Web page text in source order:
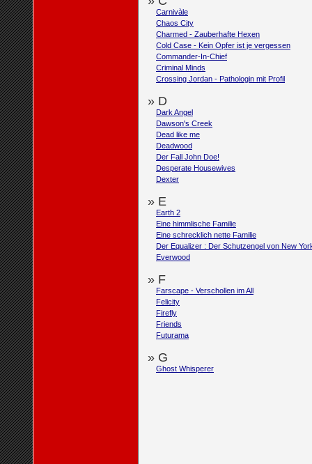
Carnivàle
Chaos City
Charmed - Zauberhafte Hexen
Cold Case - Kein Opfer ist je vergessen
Commander-In-Chief
Criminal Minds
Crossing Jordan - Pathologin mit Profil
» D
Dark Angel
Dawson's Creek
Dead like me
Deadwood
Der Fall John Doe!
Desperate Housewives
Dexter
» E
Earth 2
Eine himmlische Familie
Eine schrecklich nette Familie
Der Equalizer : Der Schutzengel von New
Everwood
» F
Farscape - Verschollen im All
Felicity
Firefly
Friends
Futurama
» G
Ghost Whisperer